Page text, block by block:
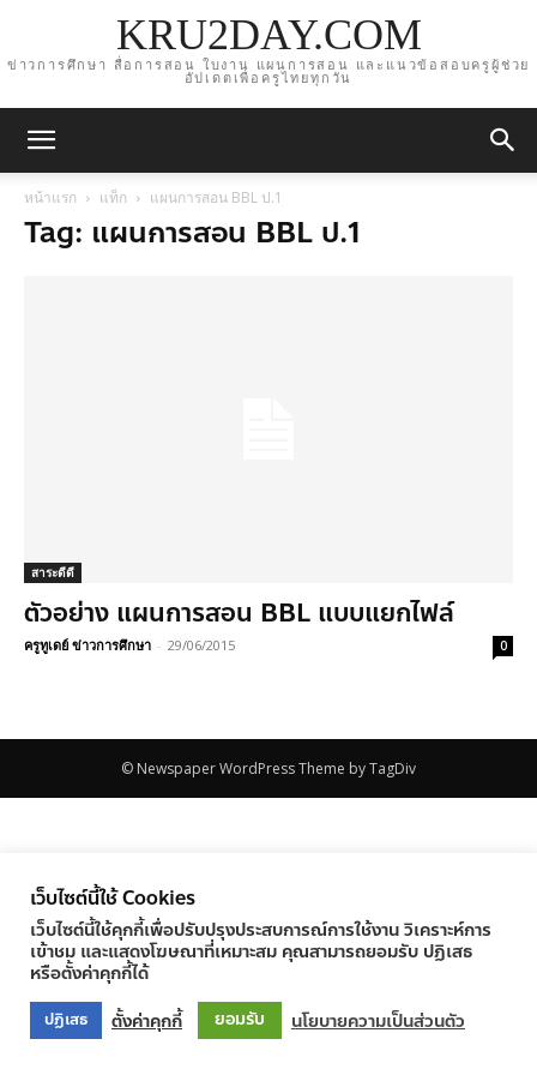
KRU2DAY.COM
ข่าวการศึกษา สื่อการสอน ใบงาน แผนการสอน และแนวข้อสอบครูผู้ช่วย
อัปเดตเพื่อครูไทยทุกวัน
หน้าแรก แท็ก แผนการสอน BBL ป.1
Tag: แผนการสอน BBL ป.1
สาระดีดี
ตัวอย่าง แผนการสอน BBL แบบแยกไฟล์
ครูทูเดย์ ข่าวการศึกษา - 29/06/2015 0
© Newspaper WordPress Theme by TagDiv
เว็บไซต์นี้ใช้ Cookies
เว็บไซต์นี้ใช้คุกกี้เพื่อปรับปรุงประสบการณ์การใช้งาน วิเคราะห์การ
เข้าชม และแสดงโฆษณาที่เหมาะสม คุณสามารถยอมรับ ปฏิเสธ
หรือตั้งค่าคุกกี้ได้
ปฏิเสธ ตั้งค่าคุกกี้ ยอมรับ นโยบายความเป็นส่วนตัว